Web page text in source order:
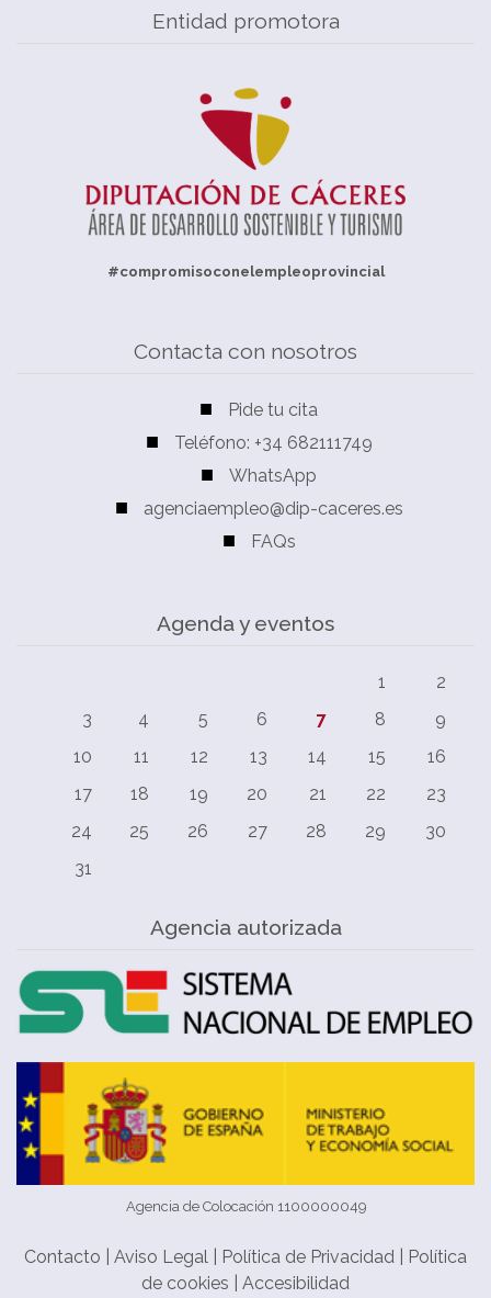
Entidad promotora
#compromisoconelempleoprovincial
Contacta con nosotros
Pide tu cita
Teléfono: +34 682111749
WhatsApp
agenciaempleo@dip-caceres.es
FAQs
Agenda y eventos
1
2
3
4 5 6 7 8
9
10
11 12 13 14 15
16
17
18 19 20 21 22
23
24
25 26 27 28 29
30
31
Agencia autorizada
Agencia de Colocación 1100000049
Contacto Aviso Legal Política de Privacidad
Política
de cookies
Accesibilidad